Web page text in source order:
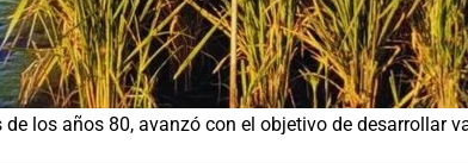
los años 80, avanzó con el objetivo de